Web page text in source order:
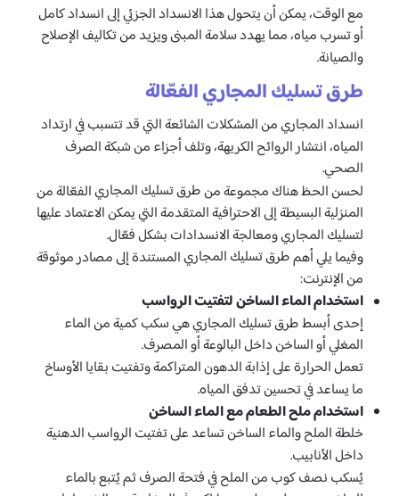
مع الوقت، يمكن أن يتحول هذا الانسداد الجزئي إلى انسداد كامل
أو تسرب مياه، مما يهدد سلامة المبنى ويزيد من تكاليف الإصلاح
والصيانة.
طرق تسليك المجاري الفعّالة
انسداد المجاري من المشكلات الشائعة التي قد تتسبب في ارتداد
المياه، انتشار الروائح الكريهة، وتلف أجزاء من شبكة الصرف
الصحي.
لحسن الحظ هناك مجموعة منطرق تسليك المجاريالفعّالة من
المنزلية البسيطة إلى الاحترافية المتقدمة التي يمكن الاعتماد عليها
لتسليك المجاري ومعالجة الانسدادات بشكل فعّال.
وفيما يلي أهمطرق تسليك المجاريالمستندة إلى مصادر موثوقة
من الإنترنت:
استخدام الماء الساخن لتفتيت الرواسب
إحدى أبسط طرق تسليك المجاري هي سكب كمية من الماء
المغلي أو الساخن داخل البالوعة أو المصرف.
تعمل الحرارة على إذابة الدهون المتراكمة وتفتيت بقايا الأوساخ
ما يساعد في تحسين تدفق المياه.
استخدام ملح الطعام مع الماء الساخن
خلطة الملح والماء الساخن تساعد على تفتيت الرواسب الدهنية
داخل الأنابيب.
يُسكب نصف كوب من الملح في فتحة الصرف ثم يُتبع بالماء